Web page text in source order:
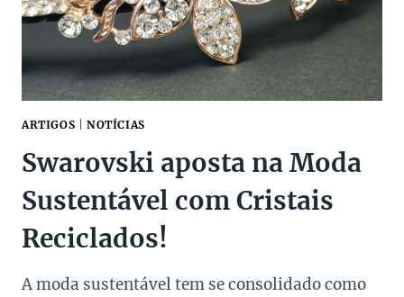
ARTIGOS NOTÍCIAS
Swarovski aposta na Moda
Sustentável com Cristais
Reciclados!
A moda sustentável tem se consolidado como